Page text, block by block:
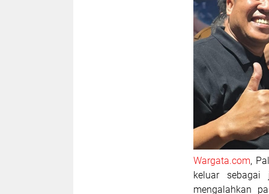
Wargata.com,
keluar
mengalahkan